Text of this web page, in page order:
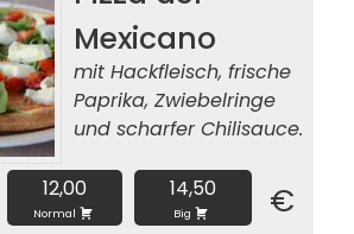
Mexicano
12,00
Normal
14,50
Big €
mit Hackfleisch, frische
Paprika, Zwiebelringe
und scharfer Chilisauce.